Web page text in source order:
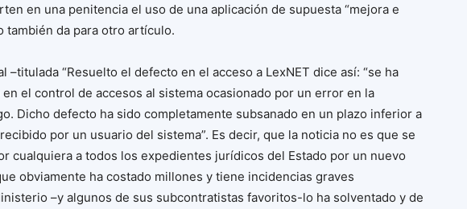
en una penitencia el uso de una aplicación de supuesta “mejora e
también da para otro artículo.
–titulada “Resuelto el defecto en el acceso a LexNET dice así: “se ha
el control de accesos al sistema ocasionado por un error en la
Dicho defecto ha sido completamente subsanado en un plazo inferior a
por un usuario del sistema”. Es decir, que la noticia no es que se
cualquiera a todos los expedientes jurídicos del Estado por un nuevo
obviamente ha costado millones y tiene incidencias graves
–y algunos de sus subcontratistas favoritos-lo ha solventado y de